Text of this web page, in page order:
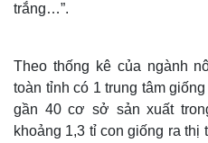
trắng…”.
Theo thống kê của ngành
toàn tỉnh có 1 trung tâm
gần 40 cơ sở sản xuất
khoảng 1,3 tỉ con giống ra